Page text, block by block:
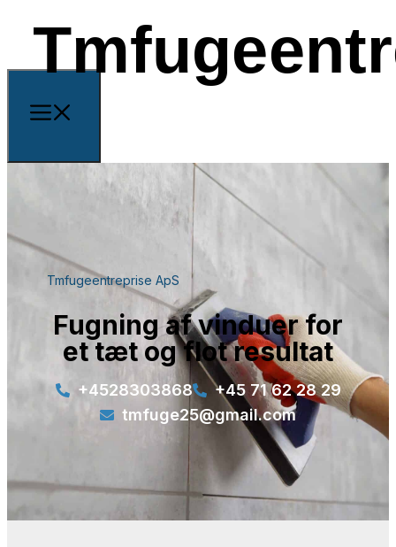
Tmfugeentreprise ApS
Fugning af vinduer for
et tæt og flot resultat
+4528303868
+45 71 62 28 29
tmfuge25@gmail.com